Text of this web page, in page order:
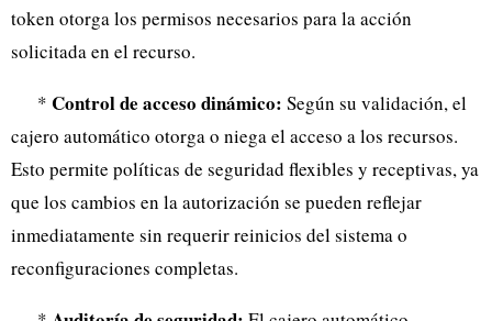
token otorga los permisos necesarios para la acción
solicitada en el recurso.
* Control de acceso dinámico: Según su validación, el
cajero automático otorga o niega el acceso a los recursos.
Esto permite políticas de seguridad flexibles y receptivas, ya
que los cambios en la autorización se pueden reflejar
inmediatamente sin requerir reinicios del sistema o
reconfiguraciones completas.